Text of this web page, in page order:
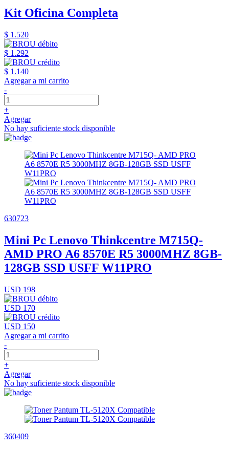
Kit Oficina Completa
$ 1.520
$ 1.292
$ 1.140
Agregar a mi carrito
-
+
Agregar
No hay suficiente stock disponible
630723
Mini Pc Lenovo Thinkcentre M715Q-
AMD PRO A6 8570E R5 3000MHZ 8GB-
128GB SSD USFF W11PRO
USD 198
USD 170
USD 150
Agregar a mi carrito
-
+
Agregar
No hay suficiente stock disponible
360409